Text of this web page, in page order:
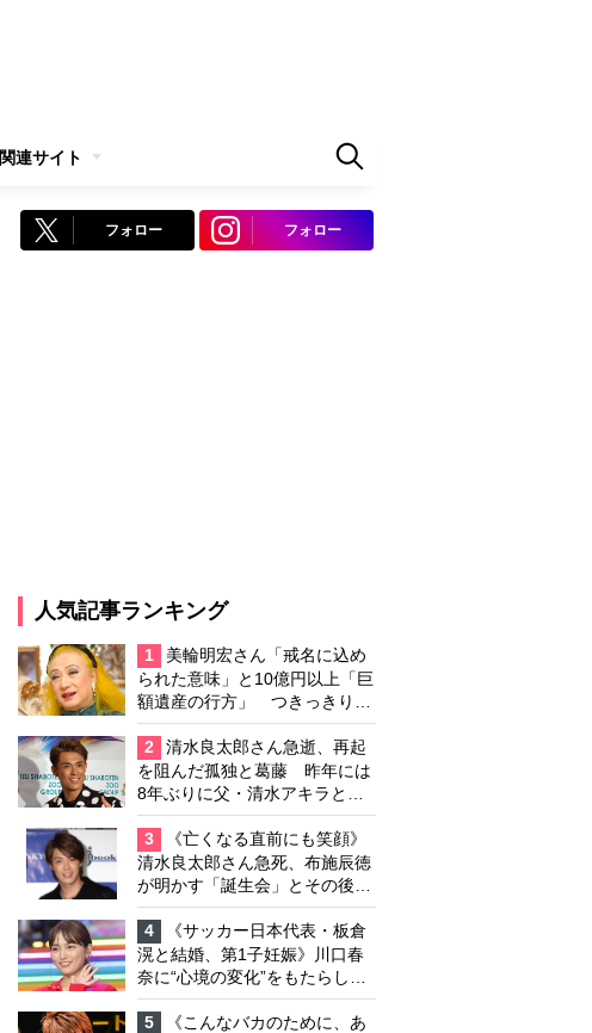
関連サイト
フォロー フォロー
人気記事ランキング
1
美輪明宏さん「戒名に込め
られた意味」と10億円以上「巨
額遺産の行方」 つきっきりで
私生活をサポートしていた元俳
優が相続か
2
清水良太郎さん急逝、再起
を阻んだ孤独と葛藤 昨年には
8年ぶりに父・清水アキラと共
演、本格的な活動再開に向かっ
ていたが…周囲が懸念していた
「不安定なところ」
3
《亡くなる直前にも笑顔》
清水良太郎さん急死、布施辰徳
が明かす「誕生会」とその後の
メッセージ
4
《サッカー日本代表・板倉
滉と結婚、第1子妊娠》川口春
奈に“心境の変化”をもたらした
主演映画『ママせか』 身を削
って「がんに蝕まれる母」を演
5
《こんなバカのために、あ